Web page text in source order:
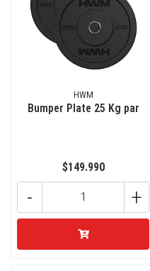
HWM
Bumper Plate 25 Kg par
$149.990
+
-